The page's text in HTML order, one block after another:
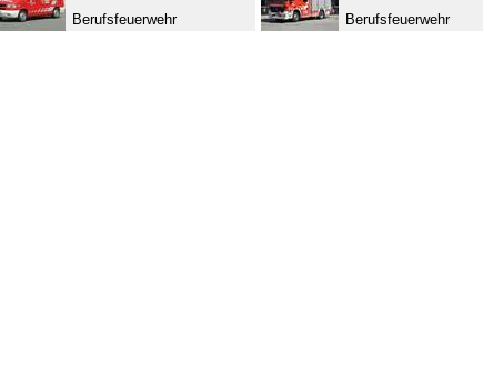
Berufsfeuerwehr
Berufsfeuerwehr